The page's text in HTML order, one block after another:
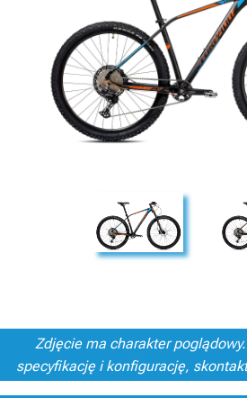
Zdjęcie ma charakter
specyfikację i konfigurację,